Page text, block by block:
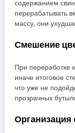
содержанием
перерабатывать
массу, они
Смешение
При переработке
иначе итоговое
что уже не
прозрачных